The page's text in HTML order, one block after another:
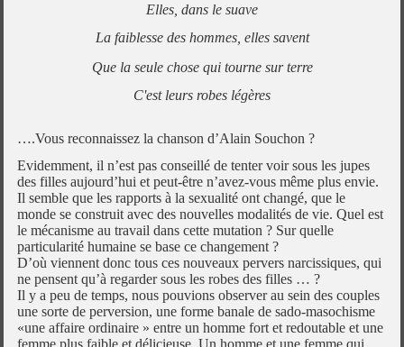
Elles, dans le suave
La faiblesse des hommes, elles savent
Que la seule chose qui tourne sur terre
C'est leurs robes légères
….Vous reconnaissez la chanson d’Alain Souchon ?
Evidemment, il n’est pas conseillé de tenter voir sous les jupes
des filles aujourd’hui et peut-être n’avez-vous même plus envie.
Il semble que les rapports à la sexualité ont changé, que le
monde se construit avec des nouvelles modalités de vie. Quel est
le mécanisme au travail dans cette mutation ? Sur quelle
particularité humaine se base ce changement ?
D’où viennent donc tous ces nouveaux pervers narcissiques, qui
ne pensent qu’à regarder sous les robes des filles … ?
Il y a peu de temps, nous pouvions observer au sein des couples
une sorte de perversion, une forme banale de sado-masochisme
«une affaire ordinaire » entre un homme fort et redoutable et une
femme plus faible et délicieuse. Un homme et une femme qui